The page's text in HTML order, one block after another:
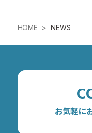
HOME NEWS
お気軽に